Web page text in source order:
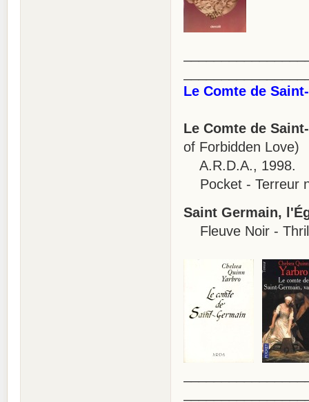
Le Comte de
Le Comte de
of Forbidden Love)
A.R.D.A., 1998.
Pocket - Terreur
Saint Germain,
Fleuve Noir -